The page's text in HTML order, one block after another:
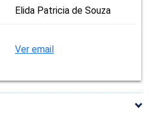
Elida Patricia de Souza
Ver email